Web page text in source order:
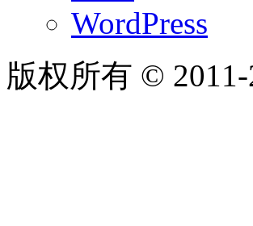
WordPress
版权所有 © 2011-